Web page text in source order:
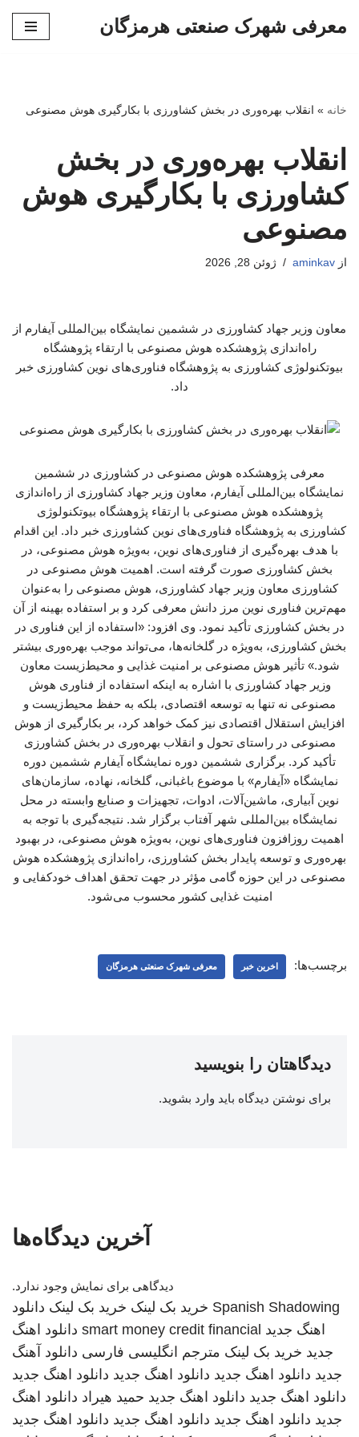
معرفی شهرک صنعتی هرمزگان
خانه » انقلاب بهره‌وری در بخش کشاورزی با بکارگیری هوش مصنوعی
انقلاب بهره‌وری در بخش
کشاورزی با بکارگیری هوش
مصنوعی
از aminkav ژوئن 28, 2026
معاون وزیر جهاد کشاورزی در ششمین نمایشگاه بین‌المللی آیفارم از
راه‌اندازی پژوهشکده هوش مصنوعی با ارتقاء پژوهشگاه
بیوتکنولوژی کشاورزی به پژوهشگاه فناوری‌های نوین کشاورزی خبر
داد.
معرفی پژوهشکده هوش مصنوعی در کشاورزی در ششمین
نمایشگاه بین‌المللی آیفارم، معاون وزیر جهاد کشاورزی از راه‌اندازی
پژوهشکده هوش مصنوعی با ارتقاء پژوهشگاه بیوتکنولوژی
کشاورزی به پژوهشگاه فناوری‌های نوین کشاورزی خبر داد. این اقدام
با هدف بهره‌گیری از فناوری‌های نوین، به‌ویژه هوش مصنوعی، در
بخش کشاورزی صورت گرفته است. اهمیت هوش مصنوعی در
کشاورزی معاون وزیر جهاد کشاورزی، هوش مصنوعی را به‌عنوان
مهم‌ترین فناوری نوین مرز دانش معرفی کرد و بر استفاده بهینه از آن
در بخش کشاورزی تأکید نمود. وی افزود: «استفاده از این فناوری در
بخش کشاورزی، به‌ویژه در گلخانه‌ها، می‌تواند موجب بهره‌وری بیشتر
شود.» تأثیر هوش مصنوعی بر امنیت غذایی و محیط‌زیست معاون
وزیر جهاد کشاورزی با اشاره به اینکه استفاده از فناوری هوش
مصنوعی نه تنها به توسعه اقتصادی، بلکه به حفظ محیط‌زیست و
افزایش استقلال اقتصادی نیز کمک خواهد کرد، بر بکارگیری از هوش
مصنوعی در راستای تحول و انقلاب بهره‌وری در بخش کشاورزی
تأکید کرد. برگزاری ششمین دوره نمایشگاه آیفارم ششمین دوره
نمایشگاه «آیفارم» با موضوع باغبانی، گلخانه، نهاده، سازمان‌های
نوین آبیاری، ماشین‌آلات، ادوات، تجهیزات و صنایع وابسته در محل
نمایشگاه بین‌المللی شهر آفتاب برگزار شد. نتیجه‌گیری با توجه به
اهمیت روزافزون فناوری‌های نوین، به‌ویژه هوش مصنوعی، در بهبود
بهره‌وری و توسعه پایدار بخش کشاورزی، راه‌اندازی پژوهشکده هوش
مصنوعی در این حوزه گامی مؤثر در جهت تحقق اهداف خودکفایی و
امنیت غذایی کشور محسوب می‌شود.
برچسب‌ها: اخرین خبر معرفی شهرک صنعتی هرمزگان
دیدگاهتان را بنویسید
برای نوشتن دیدگاه باید وارد بشوید.
آخرین دیدگاه‌ها
دیدگاهی برای نمایش وجود ندارد.
Spanish Shadowing خرید بک لینک خرید بک لینک دانلود
اهنگ جدید smart money credit financial دانلود اهنگ
جدید خرید بک لینک مترجم انگلیسی فارسی دانلود آهنگ
جدید دانلود اهنگ جدید دانلود اهنگ جدید دانلود اهنگ جدید
دانلود اهنگ جدید دانلود اهنگ جدید حمید هیراد دانلود اهنگ
جدید دانلود اهنگ جدید دانلود اهنگ جدید دانلود اهنگ جدید